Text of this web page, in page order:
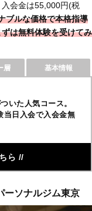
会金は55,000円(税
ブルな価格で本格指導
ずは無料体験を受けてみ
層 基本情報
いた人気コース。
日入会で入会金無
ら //
ーソナルジム東京